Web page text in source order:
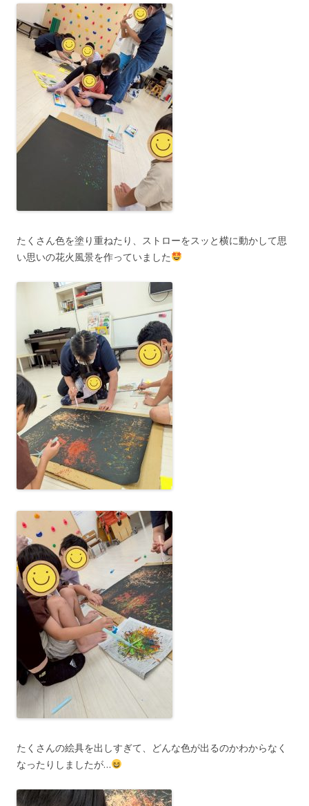
たくさん色を塗り重ねたり、ストローをスッと横に動かして思
い思いの花火風景を作っていました
たくさんの絵具を出しすぎて、どんな色が出るのかわからなく
なったりしましたが…